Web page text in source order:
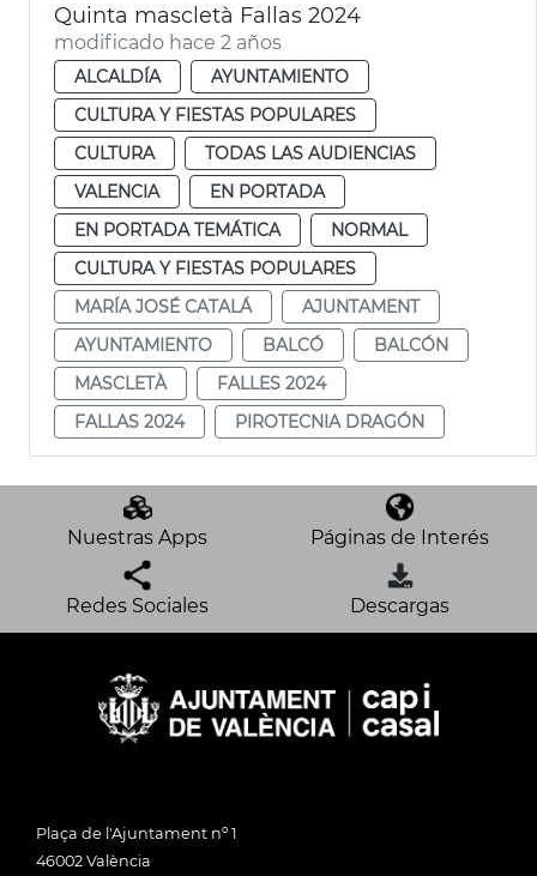
Quinta mascletà Fallas 2024
modificado hace 2 años
ALCALDÍA
AYUNTAMIENTO
CULTURA Y FIESTAS POPULARES
CULTURA
TODAS LAS AUDIENCIAS
VALENCIA
EN PORTADA
EN PORTADA TEMÁTICA
NORMAL
CULTURA Y FIESTAS POPULARES
MARÍA JOSÉ CATALÁ
AJUNTAMENT
AYUNTAMIENTO
BALCÓ
BALCÓN
MASCLETÀ
FALLES 2024
FALLAS 2024
PIROTECNIA DRAGÓN
Nuestras Apps Páginas de Interés
Redes Sociales Descargas
Plaça de l'Ajuntament nº 1
46002 València